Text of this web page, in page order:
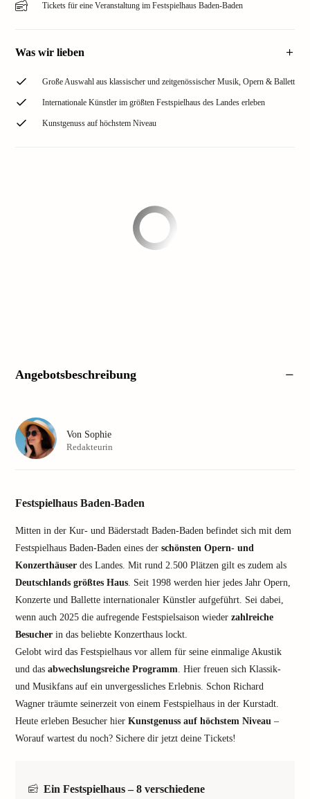
Tickets für eine Veranstaltung im Festspielhaus Baden-Baden
Was wir lieben
Große Auswahl aus klassischer und zeitgenössischer Musik, Opern & Ballett
Internationale Künstler im größten Festspielhaus des Landes erleben
Kunstgenuss auf höchstem Niveau
Angebotsbeschreibung
Festspielhaus Baden-Baden
Mitten in der Kur- und Bäderstadt Baden-Baden befindet sich mit dem
Festspielhaus Baden-Baden eines der schönsten Opern- und
Konzerthäuser des Landes. Mit rund 2.500 Plätzen gilt es zudem als
Deutschlands größtes Haus. Seit 1998 werden hier jedes Jahr Opern,
Konzerte und Ballette internationaler Künstler aufgeführt. Sei dabei,
wenn auch 2025 die aufregende Festspielsaison wieder zahlreiche
Besucher in das beliebte Konzerthaus lockt.
Gelobt wird das Festspielhaus vor allem für seine einmalige Akustik
und das abwechslungsreiche Programm. Hier freuen sich Klassik-
und Musikfans auf ein unvergessliches Erlebnis. Schon Richard
Wagner träumte seinerzeit von einem Festspielhaus in der Kurstadt.
Heute erleben Besucher hier Kunstgenuss auf höchstem Niveau –
Worauf wartest du noch? Sichere dir jetzt deine Tickets!
Ein Festspielhaus – 8 verschiedene
Von Sophie
Redakteurin